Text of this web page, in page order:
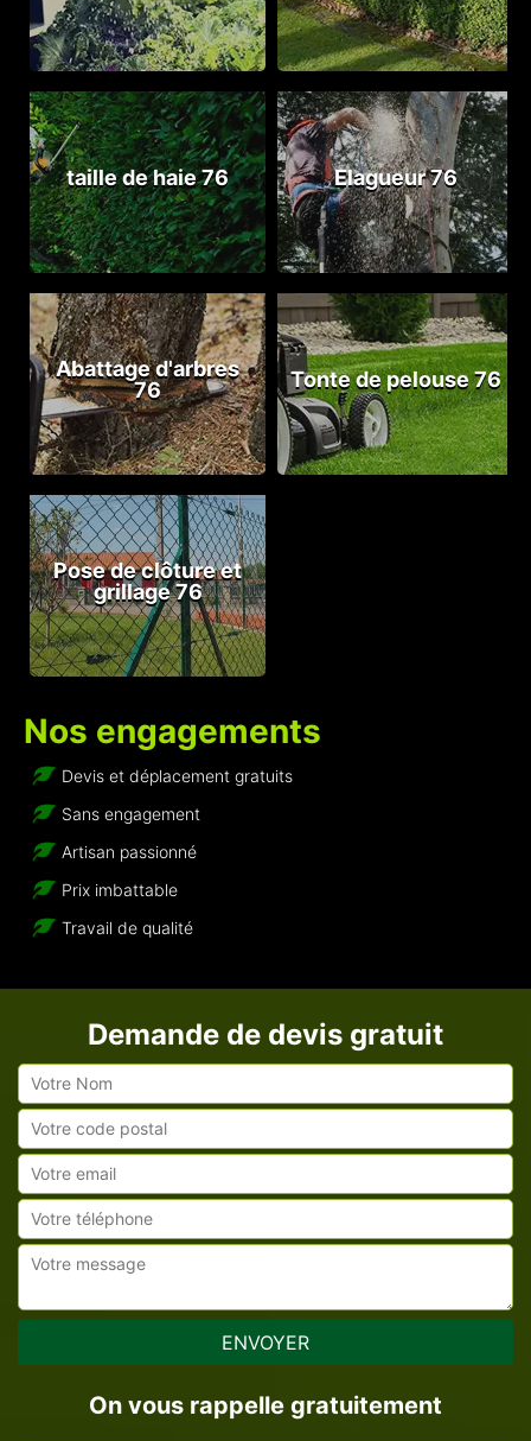
taille de haie 76 Elagueur 76
Abattage d'arbres
76
Tonte de pelouse 76
Pose de clôture et
grillage 76
Nos engagements
Devis et déplacement gratuits
Sans engagement
Artisan passionné
Prix imbattable
Travail de qualité
Demande de devis gratuit
On vous rappelle gratuitement